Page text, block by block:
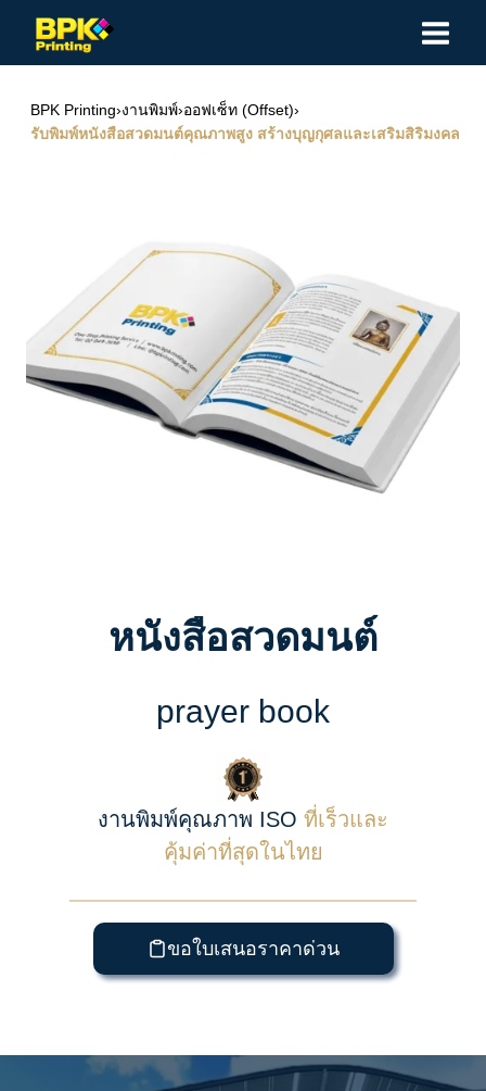
BPK Printing›งานพิมพ์›ออฟเซ็ท (Offset)›
รับพิมพ์หนังสือสวดมนต์คุณภาพสูง สร้างบุญกุศลและเสริมสิริมงคล
หนังสือสวดมนต์
prayer book
งานพิมพ์คุณภาพ ISO ที่เร็วและ
คุ้มค่าที่สุดในไทย
ขอใบเสนอราคาด่วน